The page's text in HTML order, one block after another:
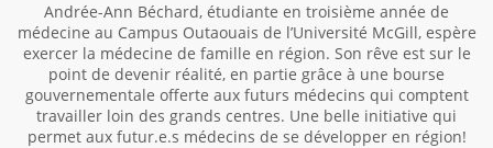
Andrée-Ann Béchard, étudiante en troisième année de
médecine au Campus Outaouais de l’Université McGill, espère
exercer la médecine de famille en région. Son rêve est sur le
point de devenir réalité, en partie grâce à une bourse
gouvernementale offerte aux futurs médecins qui comptent
travailler loin des grands centres. Une belle initiative qui
permet aux futur.e.s médecins de se développer en région!